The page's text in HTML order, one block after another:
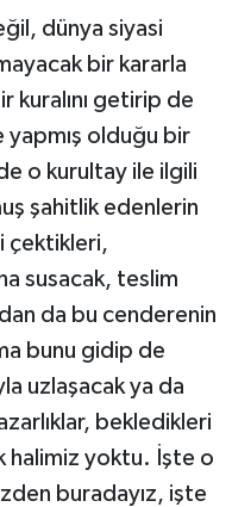
dünya siyasi
bir kararla
kuralını getirip de
yapmış olduğu bir
o kurultay ile ilgili
şahitlik edenlerin
çektikleri,
susacak, teslim
da bu cenderenin
bunu gidip de
uzlaşacak ya da
bekledikleri
halimiz yoktu. İşte o
buradayız, işte